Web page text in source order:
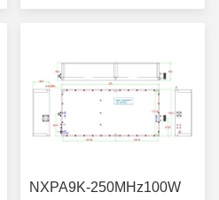
NXPA9K-250MHz100W